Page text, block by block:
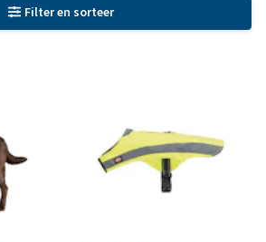
Filter en sorteer